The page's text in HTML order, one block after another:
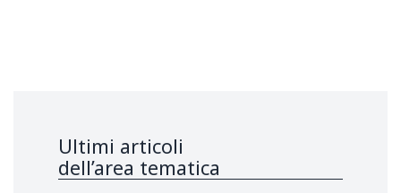
Ultimi articoli
dell’area tematica